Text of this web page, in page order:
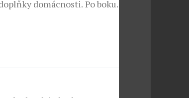
domácnosti. Po boku
hi-fi apertur se dostaly do
dýmek je například